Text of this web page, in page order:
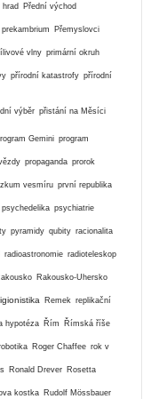
hrad Přední východ
prekambrium Přemyslovci
vlny primární okruh
přírodní katastrofy přírodní
výběr přistání na Měsíci
Gemini program
propaganda prorok
vesmíru první republika
psychedelika psychiatrie
pyramidy qubity racionalita
radioastronomie radioteleskop
Rakousko-Uhersko
Remek replikační
hypotéza Řím Římská říše
Roger Chaffee rok v
Ronald Drever Rosetta
kostka Rudolf Mössbauer